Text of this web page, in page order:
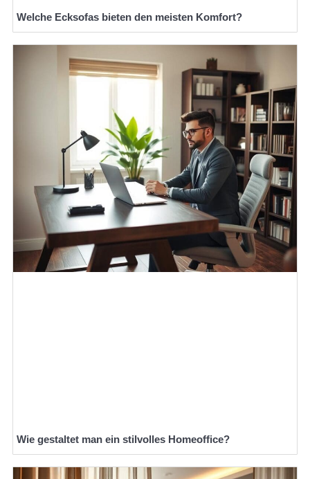
Welche Ecksofas bieten den meisten Komfort?
Wie gestaltet man ein stilvolles Homeoffice?